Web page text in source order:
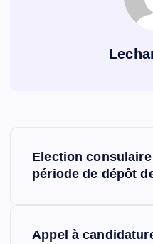
Election
période de dépôt
Appel à